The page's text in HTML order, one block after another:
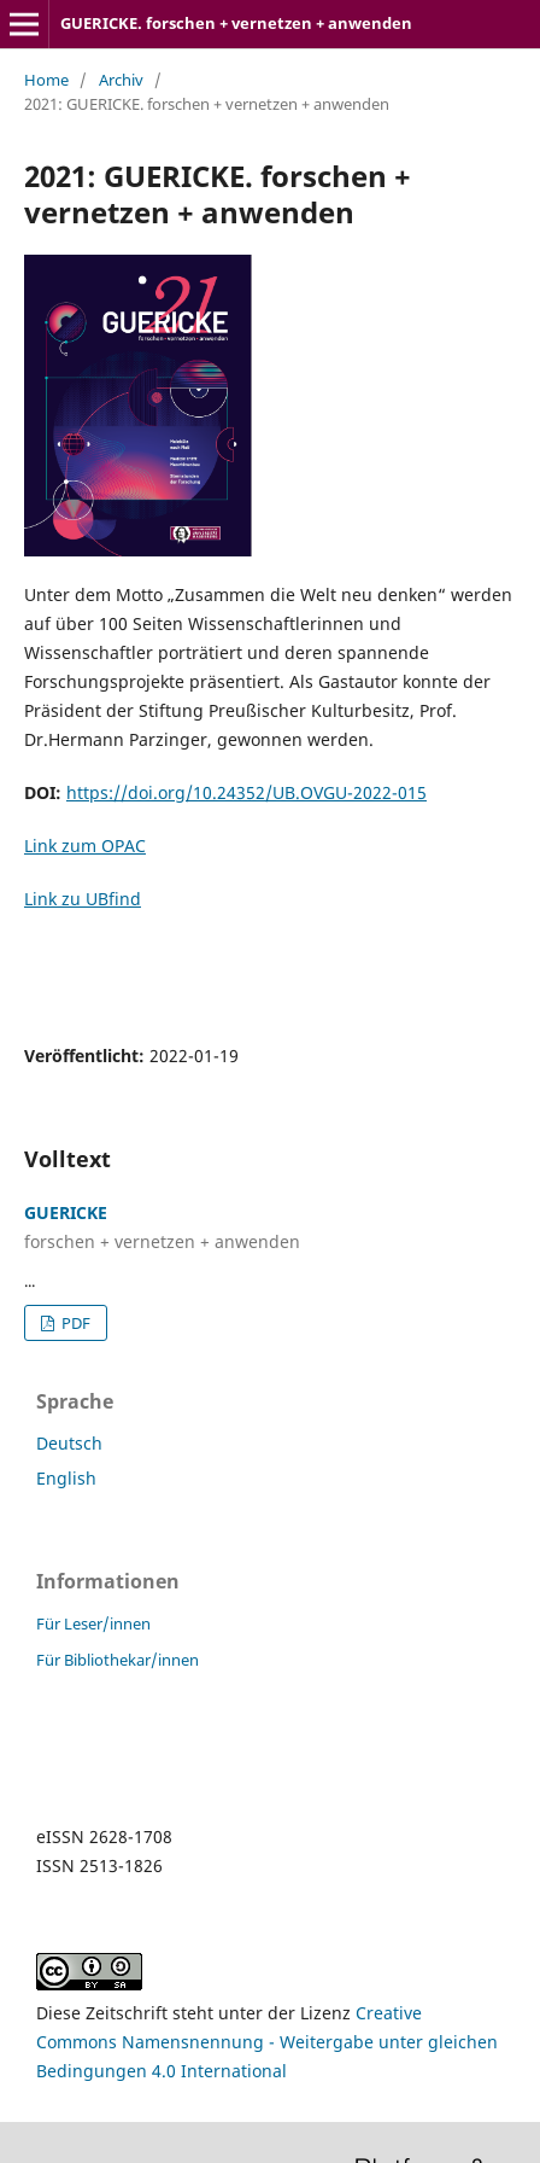
GUERICKE. forschen + vernetzen + anwenden
Home / Archiv /
2021: GUERICKE. forschen + vernetzen + anwenden
2021: GUERICKE. forschen +
vernetzen + anwenden
Unter dem Motto „Zusammen die Welt neu denken“ werden
auf über 100 Seiten Wissenschaftlerinnen und
Wissenschaftler porträtiert und deren spannende
Forschungsprojekte präsentiert. Als Gastautor konnte der
Präsident der Stiftung Preußischer Kulturbesitz, Prof.
Dr.Hermann Parzinger, gewonnen werden.
DOI: https://doi.org/10.24352/UB.OVGU-2022-015
Link zum OPAC
Link zu UBfind
Veröffentlicht: 2022-01-19
Volltext
GUERICKE
forschen + vernetzen + anwenden
...
PDF
Sprache
Deutsch
English
Informationen
Für Leser/innen
Für Bibliothekar/innen
eISSN 2628-1708
ISSN 2513-1826
Diese Zeitschrift steht unter der Lizenz Creative
Commons Namensnennung - Weitergabe unter gleichen
Bedingungen 4.0 International